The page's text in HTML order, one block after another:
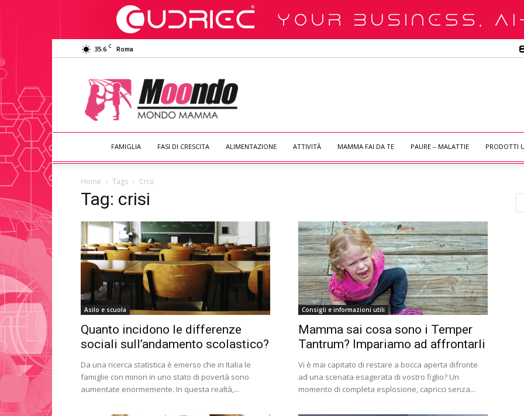
35.6 C Roma
Moondo
Mamma
FAMIGLIA FASI DI CRESCITA ALIMENTAZIONE ATTIVITÀ MAMMA FAI DA TE PAURE – MALATTIE PRODOTTI
Home Tags Crisi
Tag: crisi
Asilo e scuola
Quanto incidono le differenze
sociali sull’andamento scolastico?
Da una ricerca statistica è emerso che in Italia le
famiglie con minori in uno stato di povertà sono
aumentate enormemente. In questa realtà,...
Consigli e informazioni utili
Mamma sai cosa sono i Temper
Tantrum? Impariamo ad affrontarli
Vi è mai capitato di restare a bocca aperta difronte
ad una scenata esagerata di vostro figlio? Un
momento di completa esplosione, capricci senza...